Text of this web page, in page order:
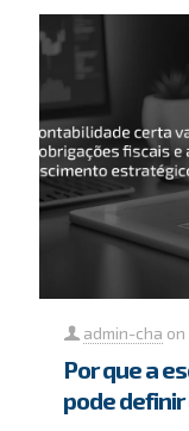
admin-cha on
Por que a
pode